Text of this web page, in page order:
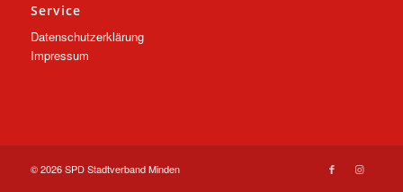
Service
Datenschutzerklärung
Impressum
© 2026 SPD Stadtverband Minden